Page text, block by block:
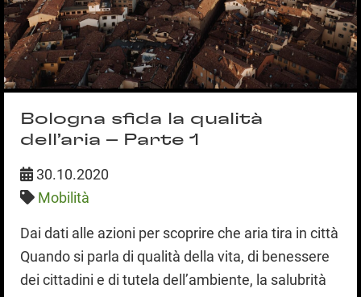
Bologna sfida la qualità
dell’aria – Parte 1
30.10.2020
Mobilità
Dai dati alle azioni per scoprire che aria tira in città
Quando si parla di qualità della vita, di benessere
dei cittadini e di tutela dell’ambiente, la salubrità